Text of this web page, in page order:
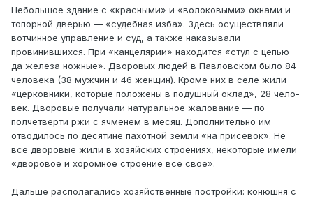
Небольшое здание с «красными» и «волоковыми» окнами и
топорной дверью — «судебная изба». Здесь осуществляли
вотчинное управление и суд, а также наказывали
провинившихся. При «канцелярии» находится «стул с цепью
да железа ножные». Дворовых людей в Павловском было 84
человека (38 мужчин и 46 женщин). Кроме них в селе жили
«церковники, которые положены в подушный оклад», 28 чело-
век. Дворовые получали натуральное жалование — по
полчетверти ржи с ячменем в месяц. Дополнительно им
отводилось по десятине пахотной земли «на присевок». Не
все дворовые жили в хозяйских строениях, некоторые имели
«дворовое и хоромное строение все свое».
Дальше располагались хозяйственные постройки: конюшня с